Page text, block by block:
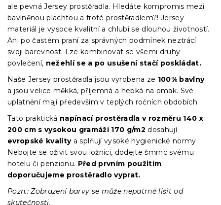
ale pevná Jersey prostěradla. Hledáte kompromis mezi
bavlněnou plachtou a froté prostěradlem?! Jersey
materiál je vysoce kvalitní a chlubí se dlouhou životností.
Ani po častém praní za správných podmínek neztrácí
svoji barevnost. Lze kombinovat se všemi druhy
povlečení, nežehlí se a po usušení stačí poskládat.
Naše Jersey prostěradla jsou vyrobena ze 100% bavlny
a jsou velice měkká, příjemná a hebká na omak. Své
uplatnění mají především v teplých ročních obdobích.
Tato praktická napínací prostěradla v rozměru 140 x
200 cm s vysokou gramáží 170 g/m2 dosahují
evropské kvalitya splňují vysoké hygienické normy.
Nebojte se oživit svou ložnici, dodejte šmrnc svému
hotelu či penzionu. Před prvním použitím
doporučujeme prostěradlo vyprat.
Pozn.: Zobrazení barvy se může nepatrně lišit od
skutečnosti.